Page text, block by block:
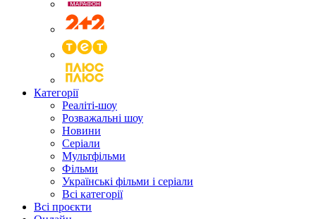
Категорії
Реаліті-шоу
Розважальні шоу
Новини
Серіали
Мультфільми
Фільми
Українські фільми і серіали
Всі категорії
Всі проєкти